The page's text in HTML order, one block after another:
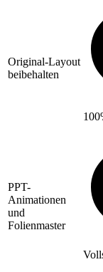
Original-Layout
beibehalten
PPT-
Animationen
und
Folienmaster